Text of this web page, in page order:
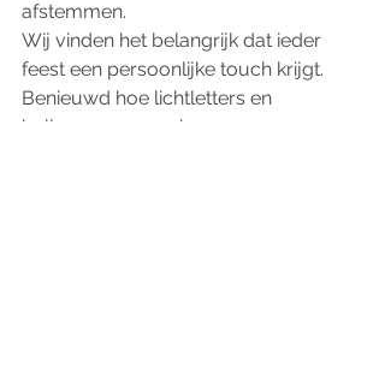
afstemmen.
Wij vinden het belangrijk dat ieder
feest een persoonlijke touch krijgt.
Benieuwd hoe lichtletters en
ballonnen samen kunnen zorgen voor